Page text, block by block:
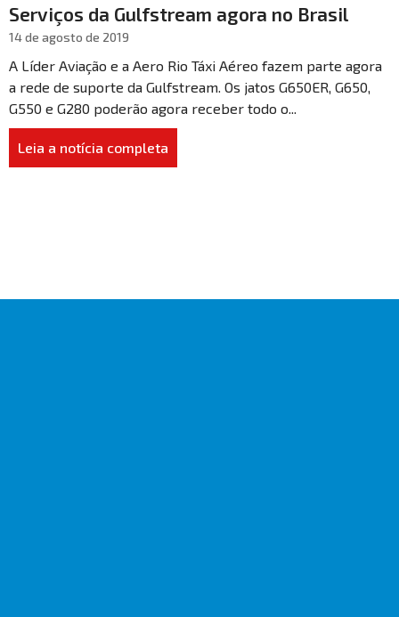
Serviços da Gulfstream agora no Brasil
14 de agosto de 2019
A Líder Aviação e a Aero Rio Táxi Aéreo fazem parte agora
a rede de suporte da Gulfstream. Os jatos G650ER, G650,
G550 e G280 poderão agora receber todo o...
Leia a notícia completa